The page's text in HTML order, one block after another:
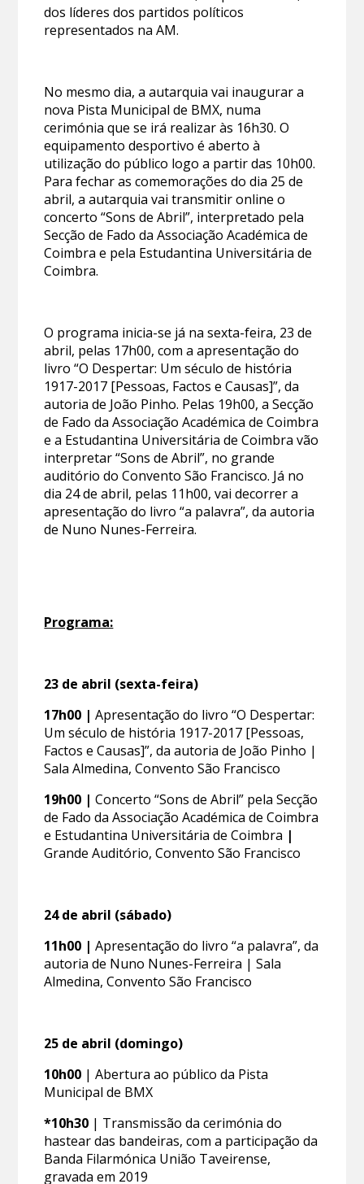
dos líderes dos partidos políticos
representados na AM.
No mesmo dia, a autarquia vai inaugurar a
nova Pista Municipal de BMX, numa
cerimónia que se irá realizar às 16h30. O
equipamento desportivo é aberto à
utilização do público logo a partir das 10h00.
Para fechar as comemorações do dia 25 de
abril, a autarquia vai transmitir online o
concerto “Sons de Abril”, interpretado pela
Secção de Fado da Associação Académica de
Coimbra e pela Estudantina Universitária de
Coimbra.
O programa inicia-se já na sexta-feira, 23 de
abril, pelas 17h00, com a apresentação do
livro “O Despertar: Um século de história
1917-2017 [Pessoas, Factos e Causas]”, da
autoria de João Pinho. Pelas 19h00, a Secção
de Fado da Associação Académica de Coimbra
e a Estudantina Universitária de Coimbra vão
interpretar “Sons de Abril”, no grande
auditório do Convento São Francisco. Já no
dia 24 de abril, pelas 11h00, vai decorrer a
apresentação do livro “a palavra”, da autoria
de Nuno Nunes-Ferreira.
Programa:
23 de abril (sexta-feira)
17h00 |Apresentação do livro “O Despertar:
Um século de história 1917-2017 [Pessoas,
Factos e Causas]”, da autoria de João Pinho |
Sala Almedina, Convento São Francisco
19h00 |Concerto “Sons de Abril” pela Secção
de Fado da Associação Académica de Coimbra
e Estudantina Universitária de Coimbra |
Grande Auditório, Convento São Francisco
24 de abril (sábado)
11h00 |Apresentação do livro “a palavra”, da
autoria de Nuno Nunes-Ferreira | Sala
Almedina, Convento São Francisco
25 de abril (domingo)
10h00 | Abertura ao público da Pista
Municipal de BMX
*10h30 | Transmissão da cerimónia do
hastear das bandeiras, com a participação da
Banda Filarmónica União Taveirense,
gravada em 2019